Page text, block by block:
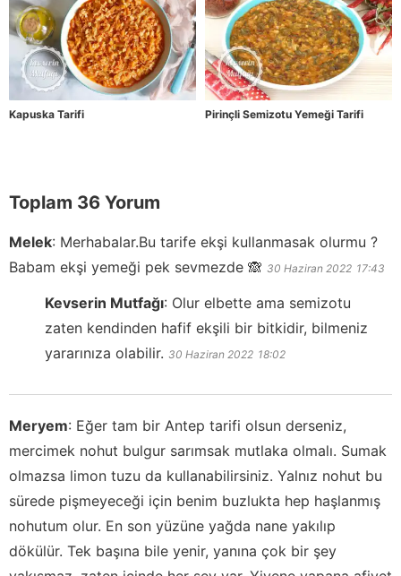
Kapuska Tarifi Pirinçli Semizotu Yemeği Tarifi
Toplam 36 Yorum
Melek: Merhabalar.Bu tarife ekşi kullanmasak olurmu ?
Babam ekşi yemeği pek sevmezde 🙈 30 Haziran 2022 17:43
Kevserin Mutfağı: Olur elbette ama semizotu
zaten kendinden hafif ekşili bir bitkidir, bilmeniz
yararınıza olabilir. 30 Haziran 2022 18:02
Meryem: Eğer tam bir Antep tarifi olsun derseniz,
mercimek nohut bulgur sarımsak mutlaka olmalı. Sumak
olmazsa limon tuzu da kullanabilirsiniz. Yalnız nohut bu
sürede pişmeyeceği için benim buzlukta hep haşlanmış
nohutum olur. En son yüzüne yağda nane yakılıp
dökülür. Tek başına bile yenir, yanına çok bir şey